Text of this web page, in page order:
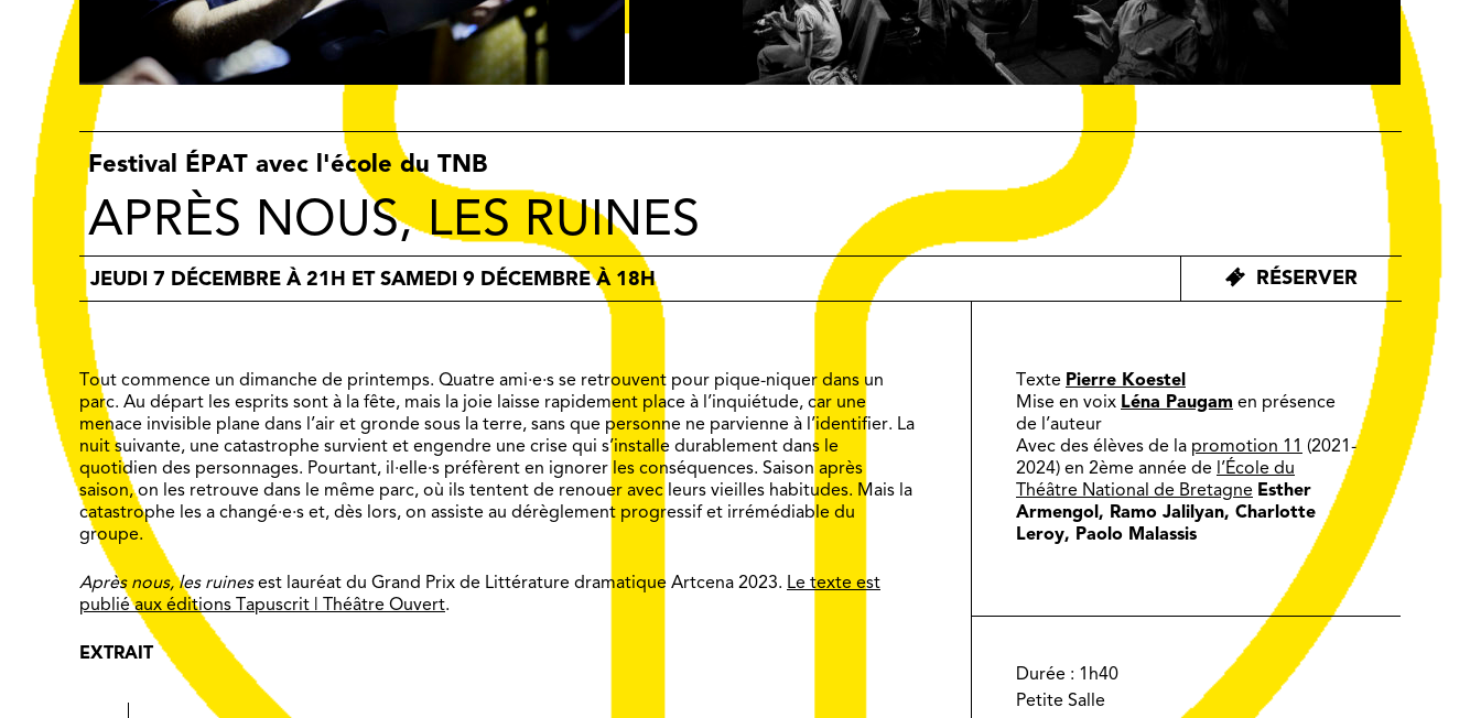
Festival ÉPAT avec l'école du TNB
APRÈS NOUS, LES RUINES
JEUDI 7 DÉCEMBRE À 21H ET SAMEDI 9 DÉCEMBRE À 18H RÉSERVER
Tout commence un dimanche de printemps. Quatre ami·e·s se retrouvent pour pique-niquer dans un
parc. Au départ les esprits sont à la fête, mais la joie laisse rapidement place à l’inquiétude, car une
menace invisible plane dans l’air et gronde sous la terre, sans que personne ne parvienne à l’identifier. La
nuit suivante, une catastrophe survient et engendre une crise qui s’installe durablement dans le
quotidien des personnages. Pourtant, il·elle·s préfèrent en ignorer les conséquences. Saison après
saison, on les retrouve dans le même parc, où ils tentent de renouer avec leurs vieilles habitudes. Mais la
catastrophe les a changé·e·s et, dès lors, on assiste au dérèglement progressif et irrémédiable du
groupe.
Après nous, les ruinesest lauréat du Grand Prix de Littérature dramatique Artcena 2023. Le texte est
publié aux éditions Tapuscrit | Théâtre Ouvert.
EXTRAIT
Texte Pierre Koestel
Mise en voix Léna Paugam en présence
de l’auteur
Avec des élèves de la promotion 11 (2021-
2024) en 2ème année de l’École du
Théâtre National de Bretagne Esther
Armengol, Ramo Jalilyan, Charlotte
Leroy, Paolo Malassis
Durée : 1h40
Petite Salle